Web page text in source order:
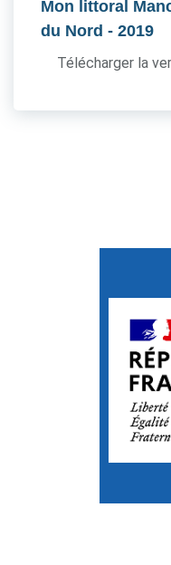
Mon littoral
du Nord - 2019
Télécharger la